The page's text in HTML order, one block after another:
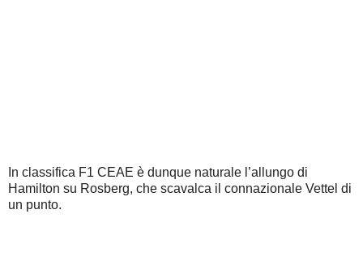
In classifica F1 CEAE è dunque naturale l’allungo di
Hamilton su Rosberg, che scavalca il connazionale Vettel di
un punto.